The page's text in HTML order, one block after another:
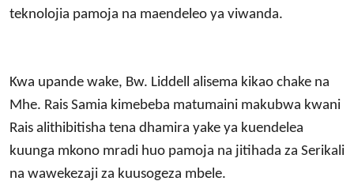
teknolojia pamoja na maendeleo ya viwanda.
Kwa upande wake, Bw. Liddell alisema kikao chake na
Mhe. Rais Samia kimebeba matumaini makubwa kwani
Rais alithibitisha tena dhamira yake ya kuendelea
kuunga mkono mradi huo pamoja na jitihada za Serikali
na wawekezaji za kuusogeza mbele.